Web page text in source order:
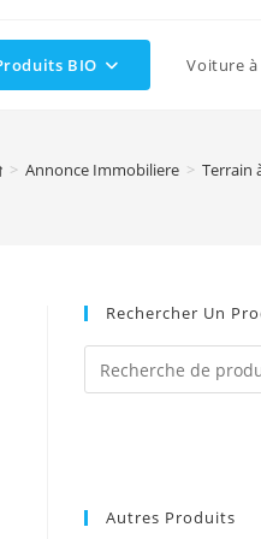
BIO Voiture
> Annonce Immobiliere > Terrain
Rechercher Un
Autres Produits